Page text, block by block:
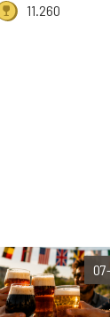
11.260